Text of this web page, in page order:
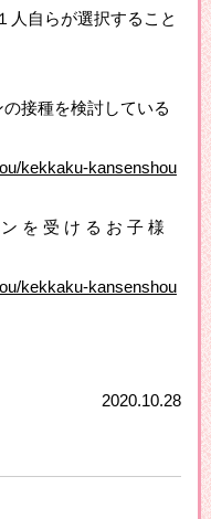
人自らが選択すること
接種を検討している
kekkaku-kansenshou
を 受 け る お 子 様
kekkaku-kansenshou
2020.10.28